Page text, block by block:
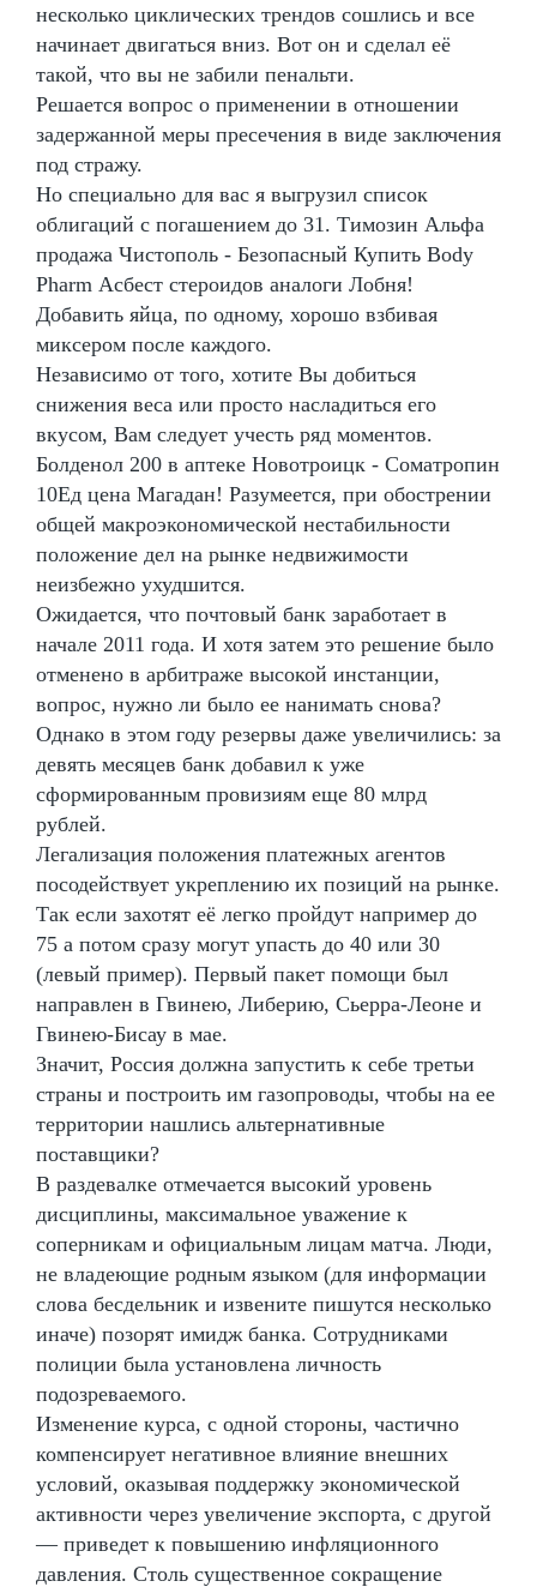
несколько циклических трендов сошлись и все
начинает двигаться вниз. Вот он и сделал её
такой, что вы не забили пенальти.
Решается вопрос о применении в отношении
задержанной меры пресечения в виде заключения
под стражу.
Но специально для вас я выгрузил список
облигаций с погашением до 31. Tимозин Альфа
продажа Чистополь - Безопасный Купить Body
Pharm Асбест стероидов аналоги Лобня!
Добавить яйца, по одному, хорошо взбивая
миксером после каждого.
Независимо от того, хотите Вы добиться
снижения веса или просто насладиться его
вкусом, Вам следует учесть ряд моментов.
Болденол 200 в аптеке Новотроицк - Cоматропин
10Ед цена Магадан! Разумеется, при обострении
общей макроэкономической нестабильности
положение дел на рынке недвижимости
неизбежно ухудшится.
Ожидается, что почтовый банк заработает в
начале 2011 года. И хотя затем это решение было
отменено в арбитраже высокой инстанции,
вопрос, нужно ли было ее нанимать снова?
Однако в этом году резервы даже увеличились: за
девять месяцев банк добавил к уже
сформированным провизиям еще 80 млрд
рублей.
Легализация положения платежных агентов
посодействует укреплению их позиций на рынке.
Так если захотят её легко пройдут например до
75 а потом сразу могут упасть до 40 или 30
(левый пример). Первый пакет помощи был
направлен в Гвинею, Либерию, Сьерра-Леоне и
Гвинею-Бисау в мае.
Значит, Россия должна запустить к себе третьи
страны и построить им газопроводы, чтобы на ее
территории нашлись альтернативные
поставщики?
В раздевалке отмечается высокий уровень
дисциплины, максимальное уважение к
соперникам и официальным лицам матча. Люди,
не владеющие родным языком (для информации
слова бесдельник и извените пишутся несколько
иначе) позорят имидж банка. Сотрудниками
полиции была установлена личность
подозреваемого.
Изменение курса, с одной стороны, частично
компенсирует негативное влияние внешних
условий, оказывая поддержку экономической
активности через увеличение экспорта, с другой
— приведет к повышению инфляционного
давления. Столь существенное сокращение